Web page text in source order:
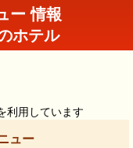
ー 情報
ホテル
利用しています
ュー